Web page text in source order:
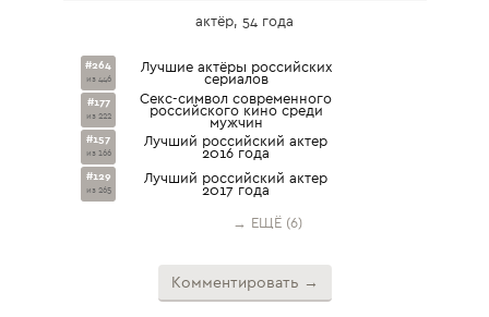
актёр, 54 года
#264
из 446
Лучшие актёры российских
сериалов
#177
из 222
Секс-символ современного
российского кино среди
мужчин
#157
из 166
Лучший российский актер
2016 года
#129
из 265
Лучший российский актер
2017 года
→ ЕЩЁ (6)
Комментировать →